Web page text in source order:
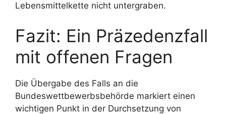
Lebensmittelkette nicht untergraben.
Fazit: Ein Präzedenzfall
mit offenen Fragen
Die Übergabe des Falls an die
Bundeswettbewerbsbehörde markiert einen
wichtigen Punkt in der Durchsetzung von